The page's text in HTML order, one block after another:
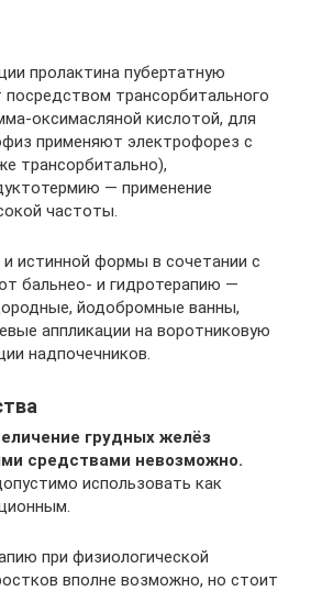
пролактина пубертатную
трансорбитального
оксимасляной кислотой, для
применяют электрофорез с
трансорбитально),
— применение
частоты.
истинной формы в сочетании с
бальнео- и гидротерапию —
йодобромные ванны,
аппликации на воротниковую
надпочечников.
грудных желёз
средствами невозможно.
использовать как
при физиологической
вполне возможно, но стоит